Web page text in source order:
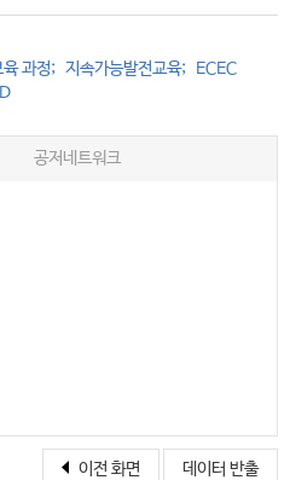
과정 지속가능발전교육
ECEC
공저네트워크
이전 화면 데이터 반출